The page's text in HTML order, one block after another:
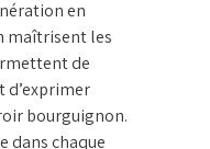
en
maîtrisent les
de
d’exprimer
bourguignon.
dans chaque